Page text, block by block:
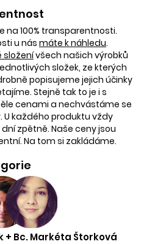
na 100% transparentnosti.
u nás máte k náhledu.
složenívšech našich výrobků
složek, ze kterých
popisujeme jejich účinky
Stejně tak to je i s
cenami a nechvástáme se
každého produktu vždy
zpětně. Naše ceny jsou
Na tom si zakládáme.
+ Bc. Markéta Štorková